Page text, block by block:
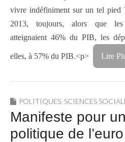
vivre indéfiniment sur un tel pied
2013, toujours, alors que les
atteignaient 46% du PIB, les
elles, à 57% du PIB.<p> Lire
POLITIQUES SCIENCES
Manifeste pour
politique de l’euro